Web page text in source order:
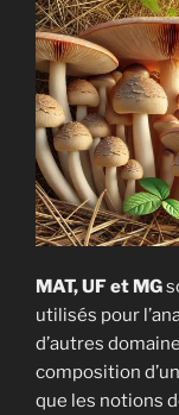
MAT, UF et MG
utilisés pour
d’autres
composition
que les notions